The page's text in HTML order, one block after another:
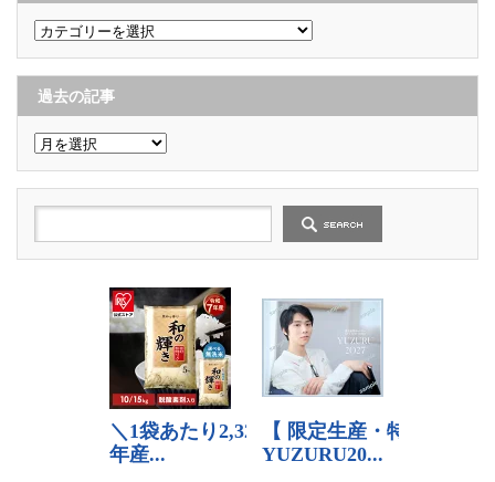
カ
テ
ゴ
リ
ー
過去の記事
過
去
の
記
事